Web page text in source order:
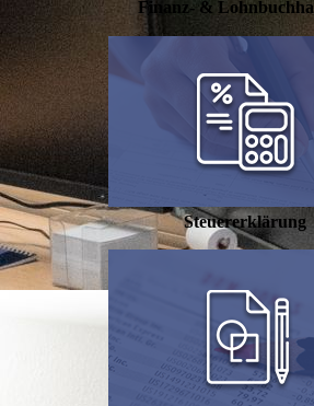
Finanz- &
Steuererklärung